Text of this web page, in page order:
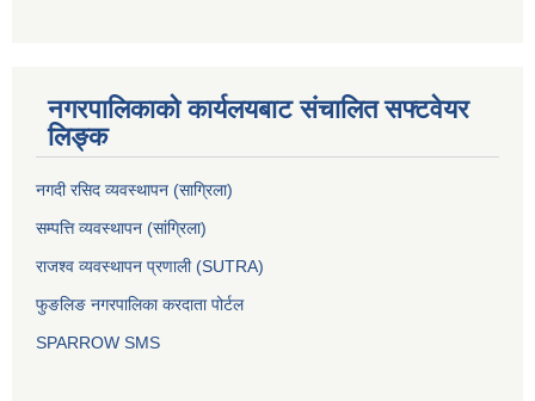
नगरपालिकाको कार्यलयबाट संचालित सफ्टवेयर
लिङ्क
नगदी रसिद व्यवस्थापन (साग्रिला)
सम्पत्ति व्यवस्थापन (सांग्रिला)
राजश्व व्यवस्थापन प्रणाली (SUTRA)
फुङलिङ नगरपालिका करदाता पोर्टल
SPARROW SMS